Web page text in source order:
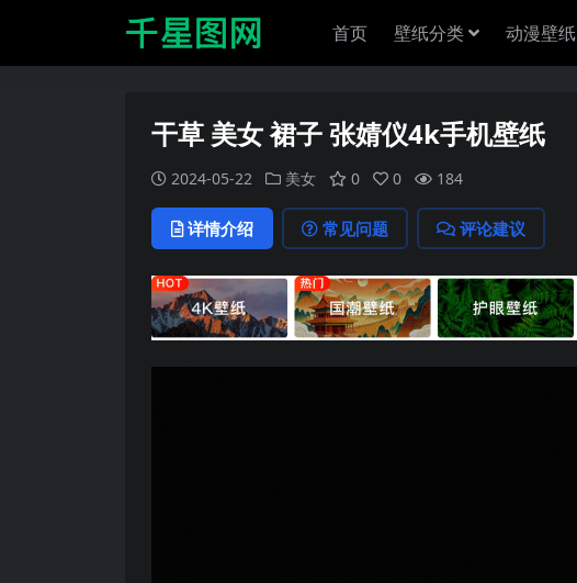
首页 壁纸分类 动漫壁纸
干草 美女 裙子 张婧仪4k手机壁纸
2024-05-22 美女 0 0 184
详情介绍 常见问题 评论建议